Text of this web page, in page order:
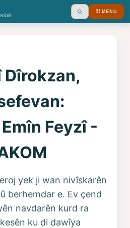
Ara MENU
Dîrokzan,
Feyzî -
yek ji wan nivîskarên
berhemdar e. Ev çend
navdarên kurd ra
ku di dawîya